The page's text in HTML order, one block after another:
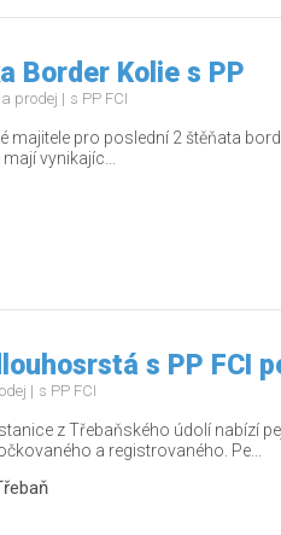
Border Kolie s PP
prodej s PP FCI
majitele pro poslední 2 štěňata
vynikajíc...
s PP FCI
s PP FCI
z Třebaňského údolí nabízí
a registrovaného. Pe...